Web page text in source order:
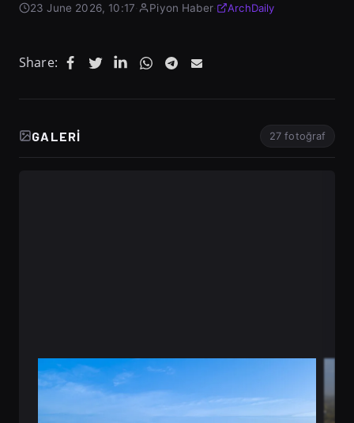
23 June 2026, 10:17 Piyon Haber· ArchDaily
Share:
GALERI 27 fotoğraf